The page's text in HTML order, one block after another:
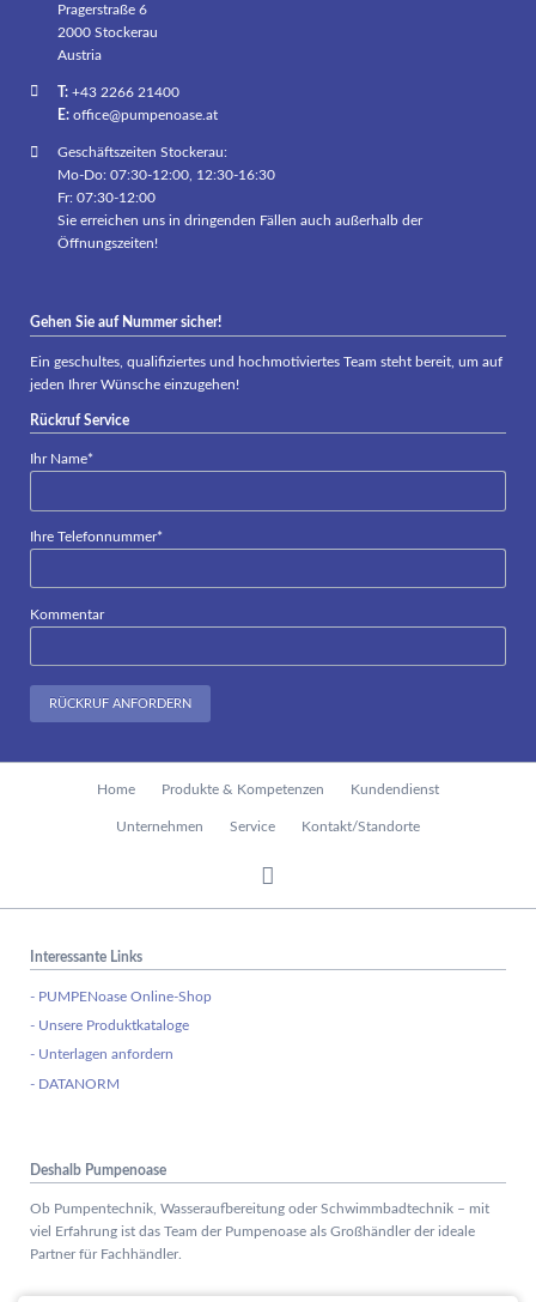
Pragerstraße 6
2000 Stockerau
Austria
T:+43 2266 21400
E: office@pumpenoase.at
Geschäftszeiten Stockerau:
Mo-Do: 07:30-12:00, 12:30-16:30
Fr: 07:30-12:00
Sie erreichen uns in dringenden Fällen auch außerhalb der
Öffnungszeiten!
Gehen Sie auf Nummer sicher!
Ein geschultes, qualifiziertes und hochmotiviertes Team steht bereit, um auf
jeden Ihrer Wünsche einzugehen!
Rückruf Service
Pflichtfeld
Ihr Name*
Pflichtfeld
Ihre Telefonnummer*
Kommentar
RÜCKRUF ANFORDERN
Home Produkte & Kompetenzen Kundendienst
Unternehmen Service Kontakt/Standorte
Interessante Links
- PUMPENoase Online-Shop
- Unsere Produktkataloge
- Unterlagen anfordern
- DATANORM
Deshalb Pumpenoase
Ob Pumpentechnik, Wasseraufbereitung oder Schwimmbadtechnik – mit
viel Erfahrung ist das Team der Pumpenoase als Großhändler der ideale
Partner für Fachhändler.